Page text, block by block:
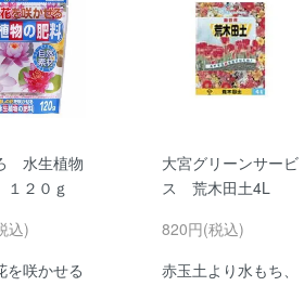
水生植物
２０ｇ
込)
を咲かせる
大宮グリーンサービ
ス 荒木田土4L
820円(税込)
赤玉土より水もち、